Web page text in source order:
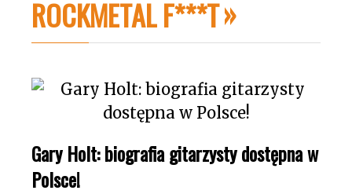
ROCKMETAL F***T
Gary Holt: biografia gitarzysty dostępna w
Polsce!